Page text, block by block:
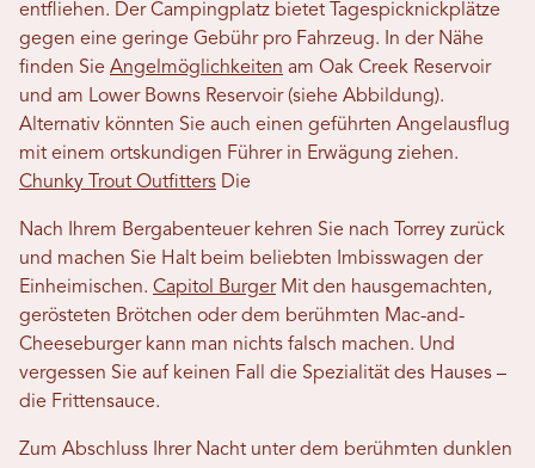
entfliehen. Der Campingplatz bietet Tagespicknickplätze
gegen eine geringe Gebühr pro Fahrzeug. In der Nähe
finden Sie Angelmöglichkeiten am Oak Creek Reservoir
und am Lower Bowns Reservoir (siehe Abbildung).
Alternativ könnten Sie auch einen geführten Angelausflug
mit einem ortskundigen Führer in Erwägung ziehen.
Chunky Trout Outfitters Die
Nach Ihrem Bergabenteuer kehren Sie nach Torrey zurück
und machen Sie Halt beim beliebten Imbisswagen der
Einheimischen. Capitol BurgerMit den hausgemachten,
gerösteten Brötchen oder dem berühmten Mac-and-
Cheeseburger kann man nichts falsch machen. Und
vergessen Sie auf keinen Fall die Spezialität des Hauses –
die Frittensauce.
Zum Abschluss Ihrer Nacht unter dem berühmten dunklen